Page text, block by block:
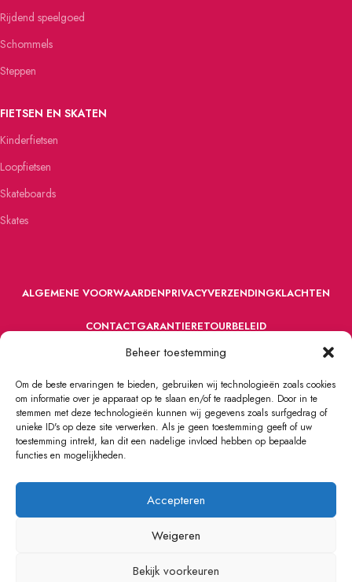
Beheer toestemming
Om de beste ervaringen te bieden, gebruiken wij technologieën zoals cookies
om informatie over je apparaat op te slaan en/of te raadplegen. Door in te
stemmen met deze technologieën kunnen wij gegevens zoals surfgedrag of
unieke ID's op deze site verwerken. Als je geen toestemming geeft of uw
toestemming intrekt, kan dit een nadelige invloed hebben op bepaalde
functies en mogelijkheden.
Accepteren
Weigeren
Bekijk voorkeuren
Rijdend speelgoed
Schommels
Steppen
FIETSEN EN SKATEN
Kinderfietsen
Loopfietsen
Skateboards
Skates
ALGEMENE VOORWAARDENPRIVACYVERZENDINGKLACHTEN
CONTACTGARANTIERETOURBELEID
VOORDEFUN.NL 2022 Powered by Handelsonderneming MELS.